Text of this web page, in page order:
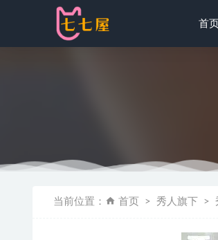
首
当前位置： 首页 秀人旗下